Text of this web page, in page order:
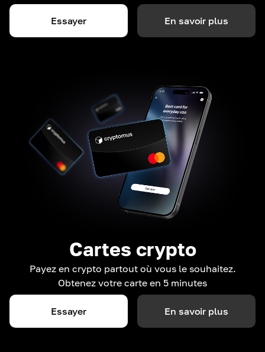
Essayer En savoir plus
Cartes crypto
Payez en crypto partout où vous le souhaitez.
Obtenez votre carte en 5 minutes
Essayer En savoir plus